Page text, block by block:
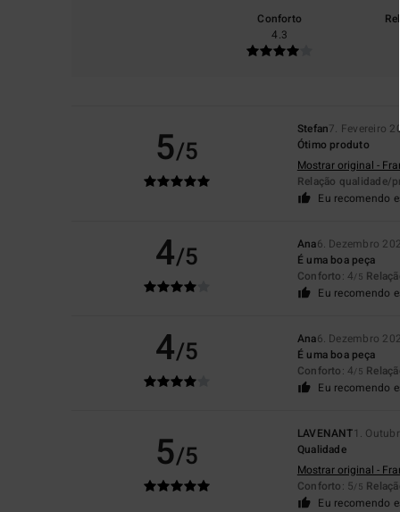
Conforto
4.3
5/5
Stefan7. Fevereiro
Ótimo produto
Mostrar original -
Relação qualidade/
Eu recomendo
4/5 Ana6. Dezembro
É uma boa peça
Conforto: 4/5
Eu recomendo
4/5 Ana6. Dezembro
É uma boa peça
Conforto: 4/5
Eu recomendo
5/5
LAVENANT1.
Qualidade
Mostrar original -
Conforto: 5/5
Eu recomendo